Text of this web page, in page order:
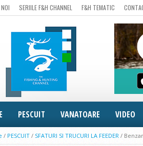
SERIILE F&H CHANNEL F&H TEMATIC
PESCUIT VANATOARE VIDEO
/ PESCUIT / SFATURI SI TRUCURI LA FEEDER /